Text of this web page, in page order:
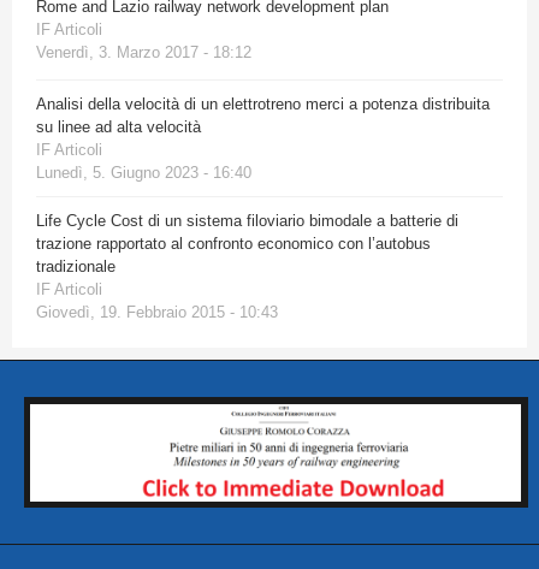
Rome and Lazio railway network development plan
IF Articoli
Venerdì, 3. Marzo 2017 - 18:12
Analisi della velocità di un elettrotreno merci a potenza distribuita
su linee ad alta velocità
IF Articoli
Lunedì, 5. Giugno 2023 - 16:40
Life Cycle Cost di un sistema filoviario bimodale a batterie di
trazione rapportato al confronto economico con l’autobus
tradizionale
IF Articoli
Giovedì, 19. Febbraio 2015 - 10:43